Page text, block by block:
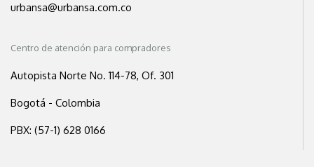
urbansa@urbansa.com.co
Centro de atención para compradores
Autopista Norte No. 114-78, Of. 301
Bogotá - Colombia
PBX: (57-1) 628 0166